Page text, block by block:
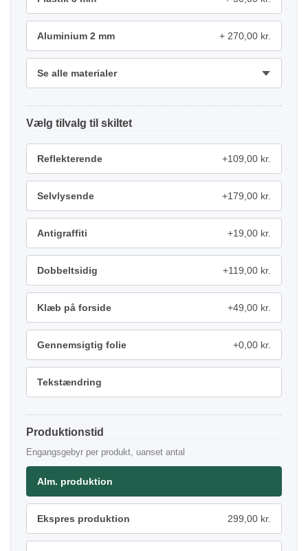
Aluminium 2 mm 270,00 kr.
Se alle materialer
tilvalg
Reflekterende +109,00 kr.
Selvlysende +179,00 kr.
Antigraffiti +19,00 kr.
Dobbeltsidig +119,00 kr.
Klæb på forside +49,00 kr.
Gennemsigtig folie +0,00 kr.
Tekstændring
Produktionstid
Engangsgebyr per produkt, uanset antal
Alm. produktion
Ekspres produktion 299,00 kr.